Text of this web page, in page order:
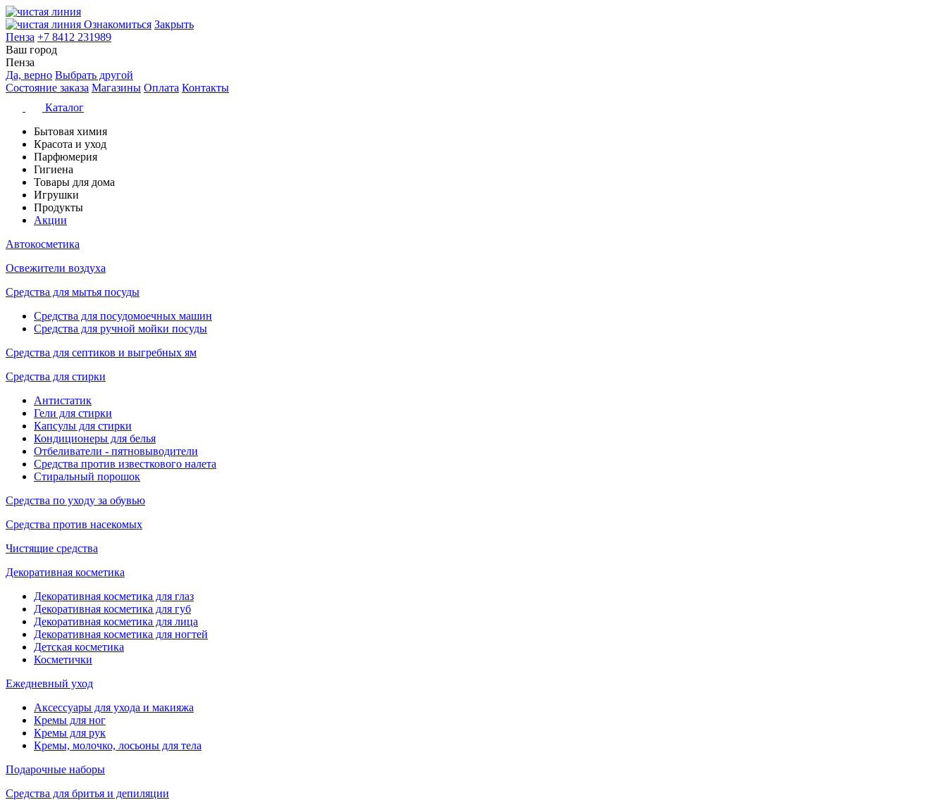
Ознакомиться Закрыть
Пенза +7 8412 231989
Ваш город
Пенза
Да, верно Выбрать другой
Состояние заказа Магазины Оплата Контакты
Каталог
Бытовая химия
Красота и уход
Парфюмерия
Гигиена
Товары для дома
Игрушки
Продукты
Акции
Автокосметика
Освежители воздуха
Средства для мытья посуды
Средства для посудомоечных машин
Средства для ручной мойки посуды
Средства для септиков и выгребных ям
Средства для стирки
Антистатик
Гели для стирки
Капсулы для стирки
Кондиционеры для белья
Отбеливатели - пятновыводители
Средства против известкового налета
Стиральный порошок
Средства по уходу за обувью
Средства против насекомых
Чистящие средства
Декоративная косметика
Декоративная косметика для глаз
Декоративная косметика для губ
Декоративная косметика для лица
Декоративная косметика для ногтей
Детская косметика
Косметички
Ежедневный уход
Аксессуары для ухода и макияжа
Кремы для ног
Кремы для рук
Кремы, молочко, лосьоны для тела
Подарочные наборы
Средства для бритья и депиляции